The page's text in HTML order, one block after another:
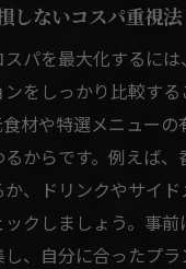
しないコスパ重視法
パを最大化するに
をしっかり比較す
材や特選メニューの
からです。例えば、
、ドリンクやサイ
クしましょう。事
、自分に合ったプラ